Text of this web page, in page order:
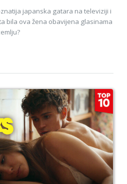
japanska gatara na televiziji i
bila ova žena obavijena glasinama